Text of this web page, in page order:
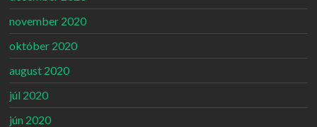
november 2020
október 2020
august 2020
júl 2020
jún 2020